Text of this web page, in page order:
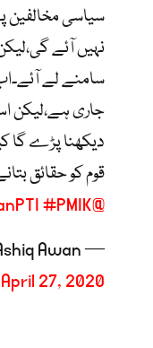
سیاسی مخالفین
نہیں آئے
سامنے لے
جاری ہے،لیکن
دیکھنا پڑے گا
قوم کو حقائق
@ImranKhanPTI
#PMIK
Awan
April 27, 2020